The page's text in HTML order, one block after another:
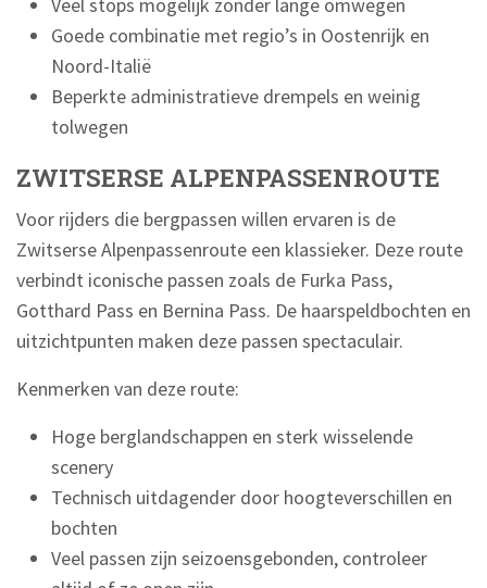
Goede combinatie met regio’s in Oostenrijk en
Noord-Italië
Beperkte administratieve drempels en weinig
tolwegen
ZWITSERSE ALPENPASSENROUTE
Voor rijders die bergpassen willen ervaren is de
Zwitserse Alpenpassenroute een klassieker. Deze route
verbindt iconische passen zoals de Furka Pass,
Gotthard Pass en Bernina Pass. De haarspeldbochten en
uitzichtpunten maken deze passen spectaculair.
Kenmerken van deze route:
Hoge berglandschappen en sterk wisselende
scenery
Technisch uitdagender door hoogteverschillen en
bochten
Veel passen zijn seizoensgebonden, controleer